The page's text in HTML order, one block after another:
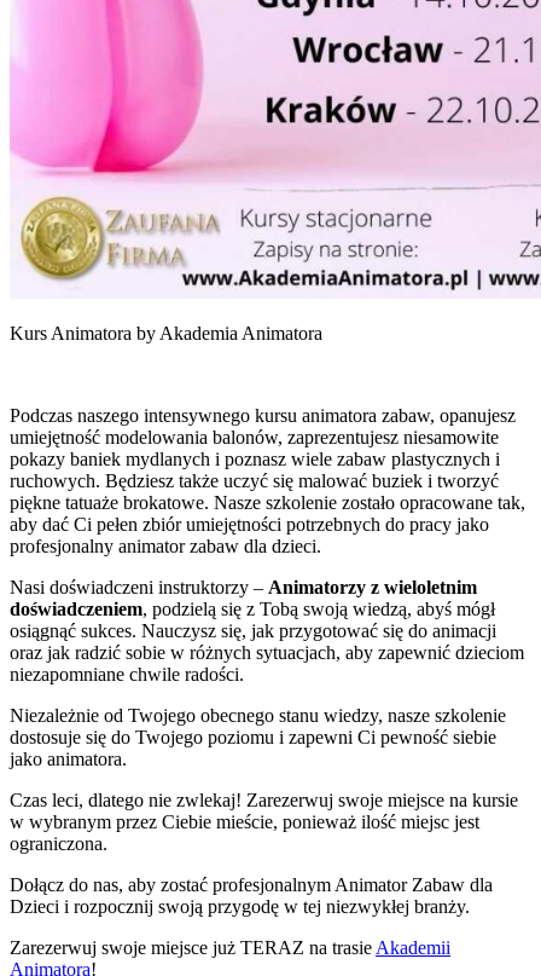
Kurs Animatora by Akademia Animatora
Podczas naszego intensywnego kursu animatora zabaw, opanujesz
umiejętność modelowania balonów, zaprezentujesz niesamowite
pokazy baniek mydlanych i poznasz wiele zabaw plastycznych i
ruchowych. Będziesz także uczyć się malować buziek i tworzyć
piękne tatuaże brokatowe. Nasze szkolenie zostało opracowane tak,
aby dać Ci pełen zbiór umiejętności potrzebnych do pracy jako
profesjonalny animator zabaw dla dzieci.
Nasi doświadczeni instruktorzy – Animatorzy z wieloletnim
doświadczeniem, podzielą się z Tobą swoją wiedzą, abyś mógł
osiągnąć sukces. Nauczysz się, jak przygotować się do animacji
oraz jak radzić sobie w różnych sytuacjach, aby zapewnić dzieciom
niezapomniane chwile radości.
Niezależnie od Twojego obecnego stanu wiedzy, nasze szkolenie
dostosuje się do Twojego poziomu i zapewni Ci pewność siebie
jako animatora.
Czas leci, dlatego nie zwlekaj! Zarezerwuj swoje miejsce na kursie
w wybranym przez Ciebie mieście, ponieważ ilość miejsc jest
ograniczona.
Dołącz do nas, aby zostać profesjonalnym Animator Zabaw dla
Dzieci i rozpocznij swoją przygodę w tej niezwykłej branży.
Zarezerwuj swoje miejsce już TERAZ na trasie Akademii
Animatora!